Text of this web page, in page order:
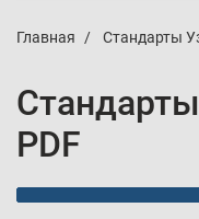
Главная Стандарты
PDF